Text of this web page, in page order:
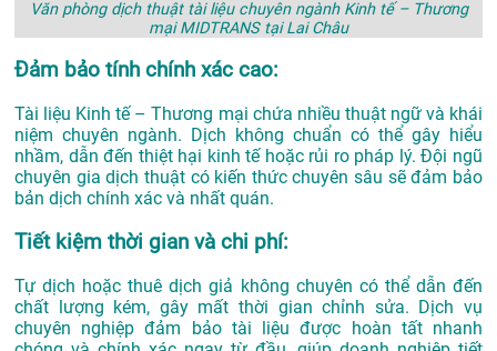
Văn phòng dịch thuật tài liệu chuyên ngành Kinh tế – Thương
mại MIDTRANS tại Lai Châu
Đảm bảo tính chính xác cao:
Tài liệu Kinh tế – Thương mại chứa nhiều thuật ngữ và khái
niệm chuyên ngành. Dịch không chuẩn có thể gây hiểu
nhầm, dẫn đến thiệt hại kinh tế hoặc rủi ro pháp lý. Đội ngũ
chuyên gia dịch thuật có kiến thức chuyên sâu sẽ đảm bảo
bản dịch chính xác và nhất quán.
Tiết kiệm thời gian và chi phí:
Tự dịch hoặc thuê dịch giả không chuyên có thể dẫn đến
chất lượng kém, gây mất thời gian chỉnh sửa. Dịch vụ
chuyên nghiệp đảm bảo tài liệu được hoàn tất nhanh